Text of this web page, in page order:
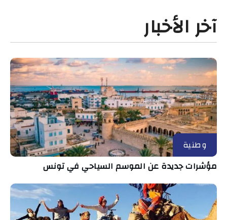
آخر الأخبار
وطنية
مؤشرات جديدة عن الموسم السياحي في تونس